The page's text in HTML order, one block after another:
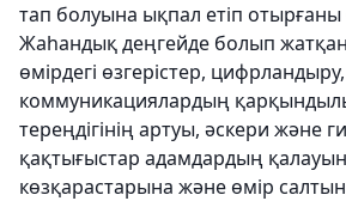
тап болуына ықпал етіп отырғаны
Жаһандық деңгейде болып
өмірдегі өзгерістер,
коммуникациялардың
тереңдігінің артуы, әскери және
қақтығыстар адамдардың
көзқарастарына және өмір